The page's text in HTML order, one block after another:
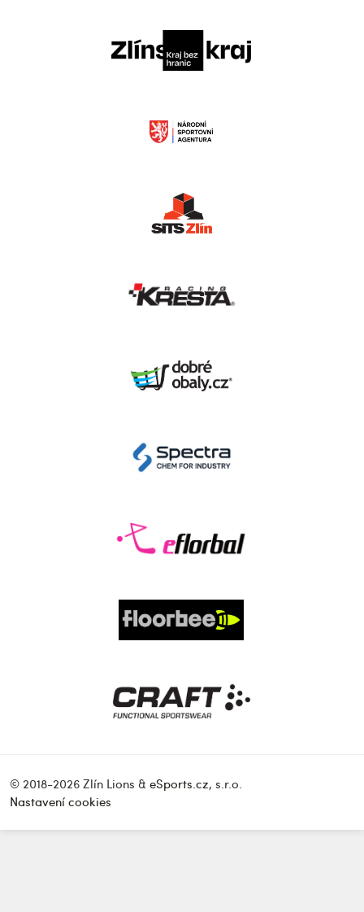
© 2018-2026 Zlín Lions & eSports.cz, s.r.o.
Nastavení cookies